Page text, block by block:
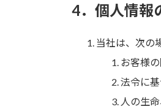
4．個人情報
当社は、次の
お客様
法令に
人の生